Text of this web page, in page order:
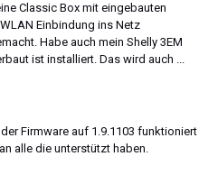
Classic Box mit eingebauten
Einbindung ins Netz
Habe auch mein Shelly 3EM
ist installiert. Das wird auch ...
Firmware auf 1.9.1103 funktioniert
alle die unterstützt haben.